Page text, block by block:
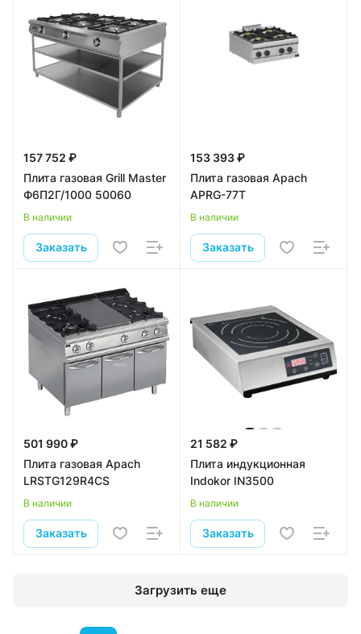
157 752 ₽
Плита газовая Grill Master
Ф6П2Г/1000 50060
В наличии
Заказать
153 393 ₽
Плита газовая Apach
APRG-77T
В наличии
Заказать
501 990 ₽
Плита газовая Apach
LRSTG129R4CS
В наличии
Заказать
21 582 ₽
Плита индукционная
Indokor IN3500
В наличии
Заказать
Загрузить еще